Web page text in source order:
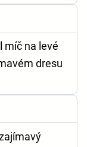
míč na levé
dresu